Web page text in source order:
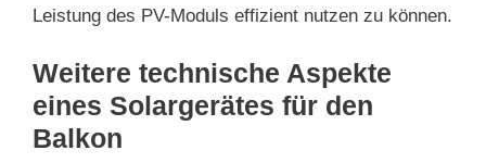
Leistung des PV-Moduls effizient nutzen zu können.
Weitere technische Aspekte
eines Solargerätes für den
Balkon